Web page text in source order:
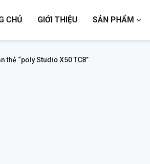
CHỦ GIỚI THIỆU SẢN PHẨM
thẻ “poly Studio X50 TC8”